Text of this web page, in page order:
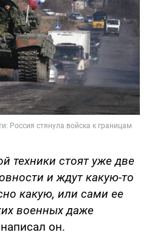
техники стоят уже две
и ждут какую-то
какую, или сами ее
военных даже
он.